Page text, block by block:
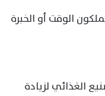
الوقت أو الخبرة
الغذائي لزيادة